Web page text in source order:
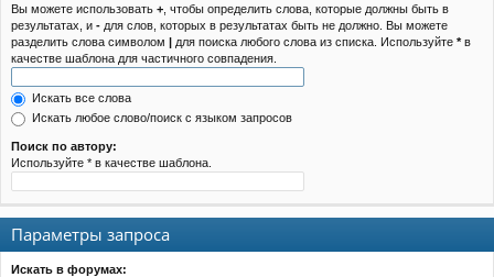
Вы можете использовать + , чтобы определить слова, которые должны быть в
результатах, и - для слов, которых в результатах быть не должно. Вы можете
разделить слова символом | для поиска любого слова из списка. Используйте *в
качестве шаблона для частичного совпадения.
Искать все слова
Искать любое слово/поиск с языком запросов
Поиск по автору:
Используйте * в качестве шаблона.
Параметры запроса
Искать в форумах: